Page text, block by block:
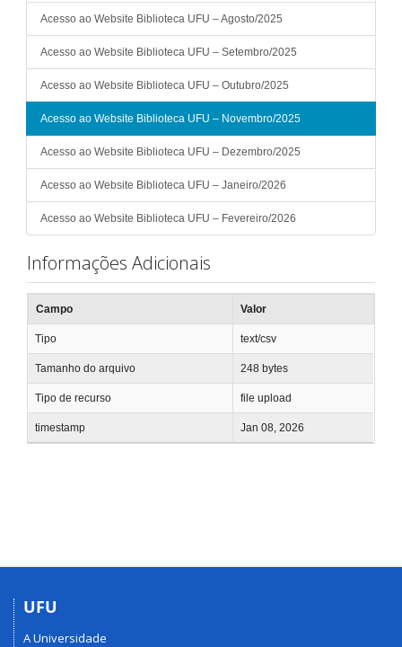
Acesso ao Website Biblioteca UFU – Agosto/2025
Acesso ao Website Biblioteca UFU – Setembro/2025
Acesso ao Website Biblioteca UFU – Outubro/2025
Acesso ao Website Biblioteca UFU – Novembro/2025
Acesso ao Website Biblioteca UFU – Dezembro/2025
Acesso ao Website Biblioteca UFU – Janeiro/2026
Acesso ao Website Biblioteca UFU – Fevereiro/2026
Informações Adicionais
Campo Valor
Tipo text/csv
Tamanho do arquivo 248 bytes
Tipo de recurso file upload
timestamp Jan 08, 2026
UFU
A Universidade